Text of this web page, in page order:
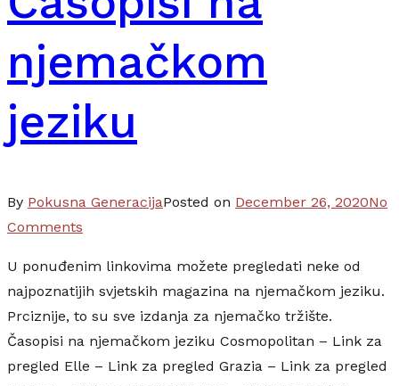
njemačkom
jeziku
By Pokusna GeneracijaPosted on December 26, 2020No
Comments
na
njemačkom
jeziku
U ponuđenim linkovima možete pregledati neke od
najpoznatijih svjetskih magazina na njemačkom jeziku.
Prciznije, to su sve izdanja za njemačko tržište.
Časopisi na njemačkom jeziku Cosmopolitan – Link za
pregled Elle – Link za pregled Grazia – Link za pregled